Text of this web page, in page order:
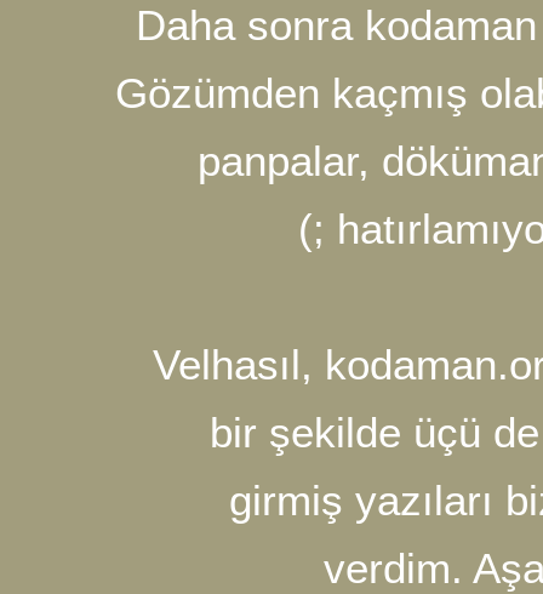
Daha sonra
Gözümden
panpalar,
Velhasıl,
bir şekilde
girmiş